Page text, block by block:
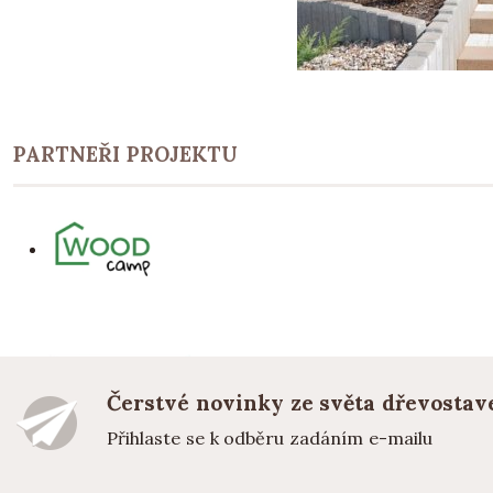
PARTNEŘI PROJEKTU
Čerstvé novinky ze světa
Přihlaste se k odběru zadáním e-mailu